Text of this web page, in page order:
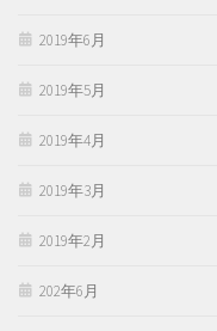
2019年6月
2019年5月
2019年4月
2019年3月
2019年2月
202年6月